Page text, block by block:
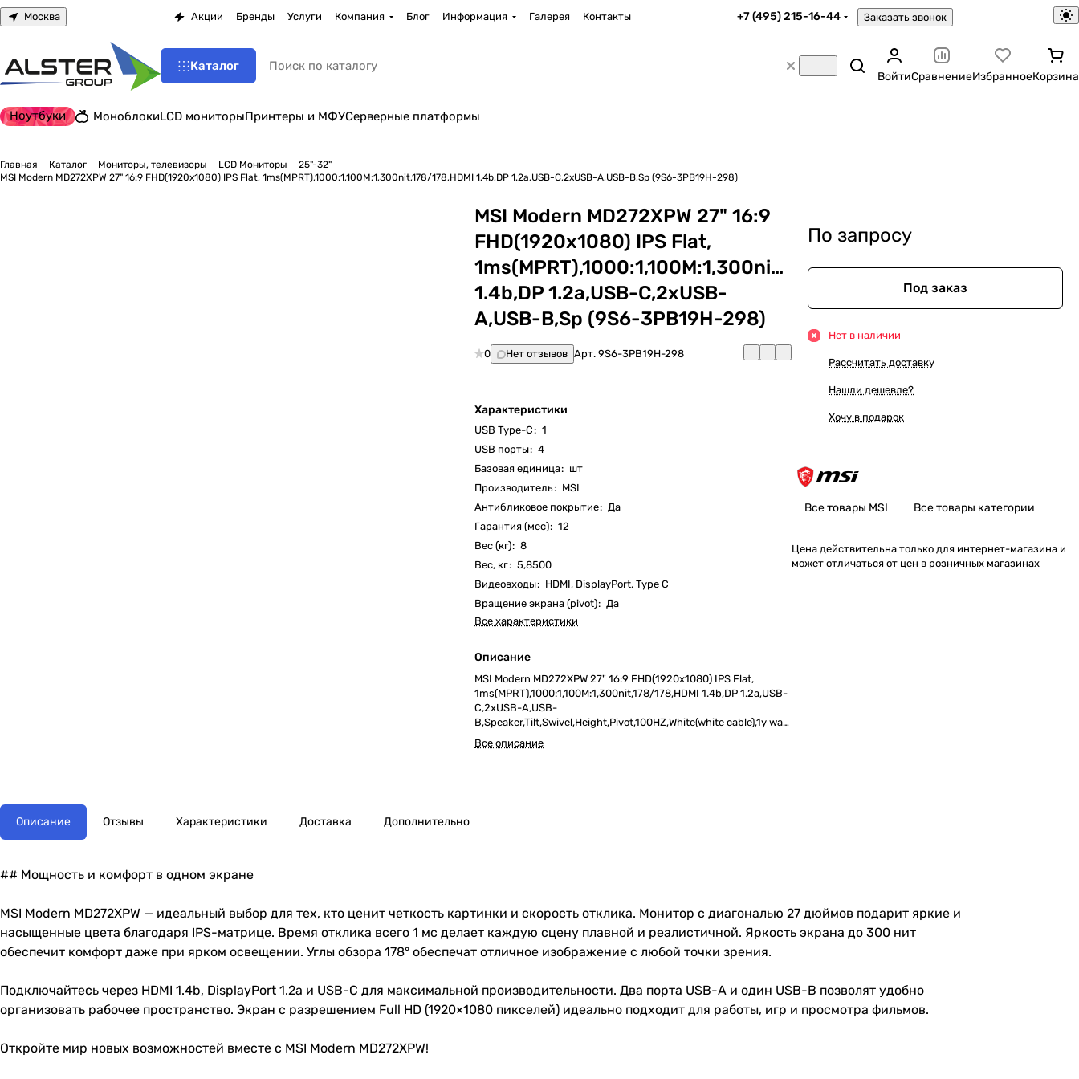
Москва Акции Бренды Услуги Компания Блог Информация Галерея Контакты +7 (495) 215-16-44 Заказать звонок
Каталог
ВойтиСравнениеИзбранноеКорзина
Ноутбуки МоноблокиLCD мониторыПринтеры и МФУСерверные платформы
Главная Каталог Мониторы, телевизоры LCD Мониторы
25"-32"
MSI Modern MD272XPW 27" 16:9 FHD(1920x1080) IPS Flat, 1ms(MPRT),1000:1,100M:1,300nit,178/178,HDMI 1.4b,DP 1.2a,USB-C,2xUSB-A,USB-B,Sp (9S6-3PB19H-298)
MSI Modern MD272XPW 27" 16:9
FHD(1920x1080) IPS Flat,
1ms(MPRT),1000:1,100M:1,300nit,178/178,HDMI
1.4b,DP 1.2a,USB-C,2xUSB-
A,USB-B,Sp (9S6-3PB19H-298)
0 Нет отзывов Арт.9S6-3PB19H-298
Характеристики
USB Type-C: 1
USB порты: 4
Базовая единица: шт
Производитель: MSI
Антибликовое покрытие: Да
Гарантия (мес): 12
Вес (кг): 8
Вес, кг: 5,8500
Видеовходы: HDMI, DisplayPort, Type C
Вращение экрана (pivot): Да
Все характеристики
Описание
MSI Modern MD272XPW 27" 16:9 FHD(1920x1080) IPS Flat,
1ms(MPRT),1000:1,100M:1,300nit,178/178,HDMI 1.4b,DP 1.2a,USB-
C,2xUSB-A,USB-
B,Speaker,Tilt,Swivel,Height,Pivot,100HZ,White(white cable),1y war-
ty
Все описание
По запросу
Под заказ
Нет в наличии
Рассчитать доставку
Нашли дешевле?
Хочу в подарок
Все товары MSI Все товары категории
Цена действительна только для интернет-магазина и
может отличаться от цен в розничных магазинах
Описание Отзывы Характеристики Доставка Дополнительно
## Мощность и комфорт в одном экране
MSI Modern MD272XPW — идеальный выбор для тех, кто ценит четкость картинки и скорость отклика. Монитор с диагональю 27 дюймов подарит яркие и
насыщенные цвета благодаря IPS-матрице. Время отклика всего 1 мс делает каждую сцену плавной и реалистичной. Яркость экрана до 300 нит
обеспечит комфорт даже при ярком освещении. Углы обзора 178° обеспечат отличное изображение с любой точки зрения.
Подключайтесь через HDMI 1.4b, DisplayPort 1.2a и USB-C для максимальной производительности. Два порта USB-A и один USB-B позволят удобно
организовать рабочее пространство. Экран с разрешением Full HD (1920×1080 пикселей) идеально подходит для работы, игр и просмотра фильмов.
Откройте мир новых возможностей вместе с MSI Modern MD272XPW!